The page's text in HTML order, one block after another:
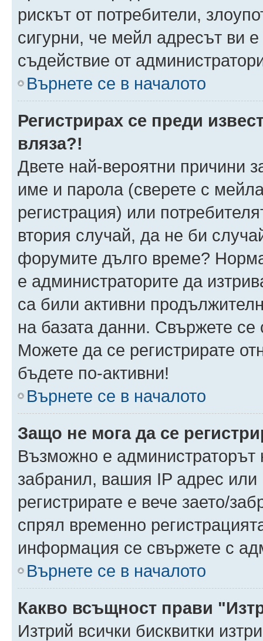
рискът от потребители,
сигурни, че мейл адресът ви
съдействие от
Върнете се в началото
Регистрирах се преди
вляза?!
Двете най-вероятни причини
име и парола (сверете с
регистрация) или
втория случай, да не би
форумите дълго време?
е администраторите да
са били активни
на базата данни. Свържете
Можете да се регистрирате
бъдете по-активни!
Върнете се в началото
Защо не мога да се
Възможно е
забранил, вашия IP адрес или
регистрирате е вече заето/
спрял временно
информация се свържете с
Върнете се в началото
Какво всъщност прави
Изтрий всички бисквитки